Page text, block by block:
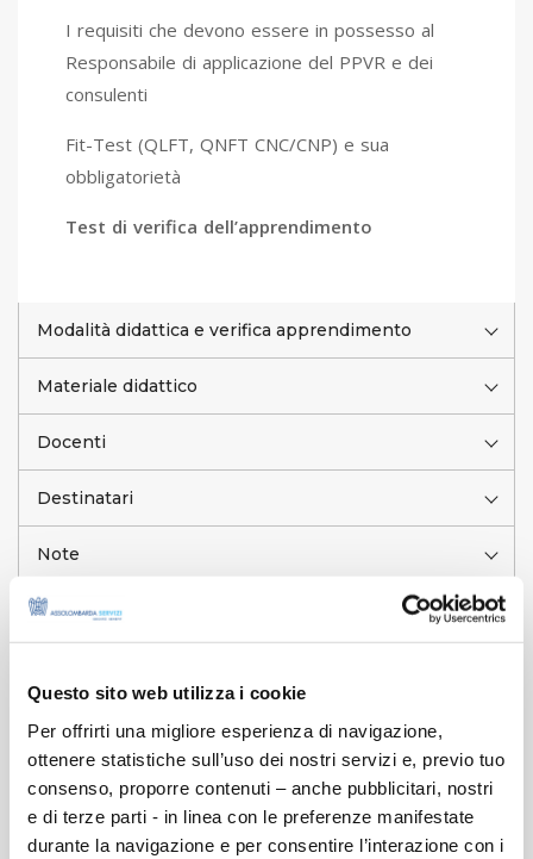
Questo sito web utilizza i cookie
Per offrirti una migliore esperienza di navigazione,
ottenere statistiche sull’uso dei nostri servizi e, previo tuo
consenso, proporre contenuti – anche pubblicitari, nostri
e di terze parti - in linea con le preferenze manifestate
durante la navigazione e per consentire l’interazione con i
I requisiti che devono essere in possesso al
Responsabile di applicazione del PPVR e dei
consulenti
Fit-Test (QLFT, QNFT CNC/CNP) e sua
obbligatorietà
Test di verifica dell’apprendimento
Modalità didattica e verifica apprendimento
Materiale didattico
Docenti
Destinatari
Note
Referenti
NOVEMBRE 2026